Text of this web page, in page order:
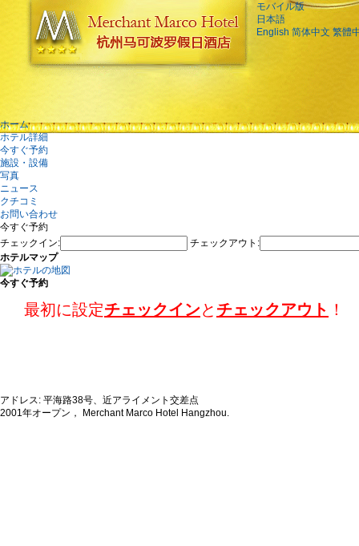
モバイル版
日本語
English 简体中文 繁體
ホーム
ホテル詳細
今すぐ予約
施設・設備
写真
ニュース
クチコミ
お問い合わせ
今すぐ予約
チェックイン:
チェックアウト:
ホテルマップ
今すぐ予約
最初に設定チェックインと チェックアウト ！
アドレス: 平海路38号、近アライメント交差点
2001年オープン， Merchant Marco Hotel Hangzhou.